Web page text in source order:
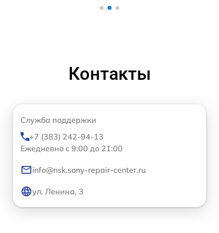
Контакты
Служба поддержки
+7 (383) 242-94-13
Ежедневно с 9:00 до 21:00
info@nsk.sony-repair-center.ru
ул. Ленина, 3